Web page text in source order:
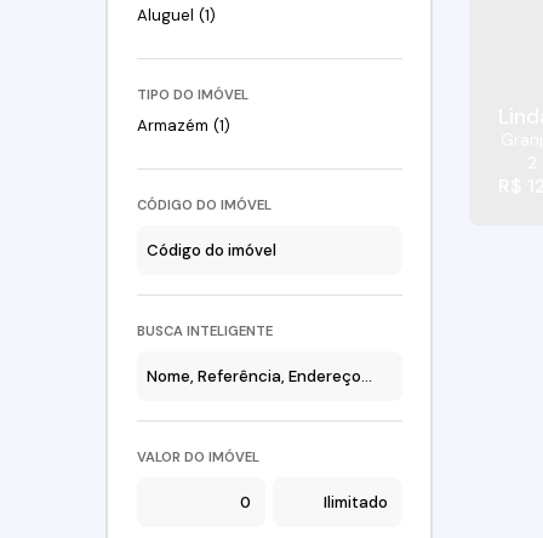
Aluguel (1)
TIPO DO IMÓVEL
Armazém (1)
CÓDIGO DO IMÓVEL
BUSCA INTELIGENTE
VALOR DO IMÓVEL